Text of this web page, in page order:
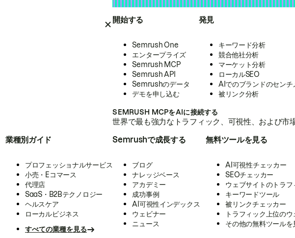
開始する
Semrush One
エンタープライズ
Semrush MCP
Semrush API
Semrushのデータ
デモを申し込む
発見
キーワード分析
競合他社分析
マーケット分析
ローカルSEO
AIでのブランドのセンチ
被リンク分析
SEMRUSH MCPをAIに接続する
世界で最も強力なトラフィック、可視性、および
業種別ガイド
プロフェッショナルサービス
小売・Eコマース
代理店
SaaS・B2Bテクノロジー
ヘルスケア
ローカルビジネス
すべての業種を見る
Semrushで成長する
ブログ
ナレッジベース
アカデミー
成功事例
AI可視性インデックス
ウェビナー
ニュース
無料ツールを見る
AI可視性チェッカー
SEOチェッカー
ウェブサイトのトラ
キーワードツール
被リンクチェッカー
トラフィック上位の
その他の無料ツールを